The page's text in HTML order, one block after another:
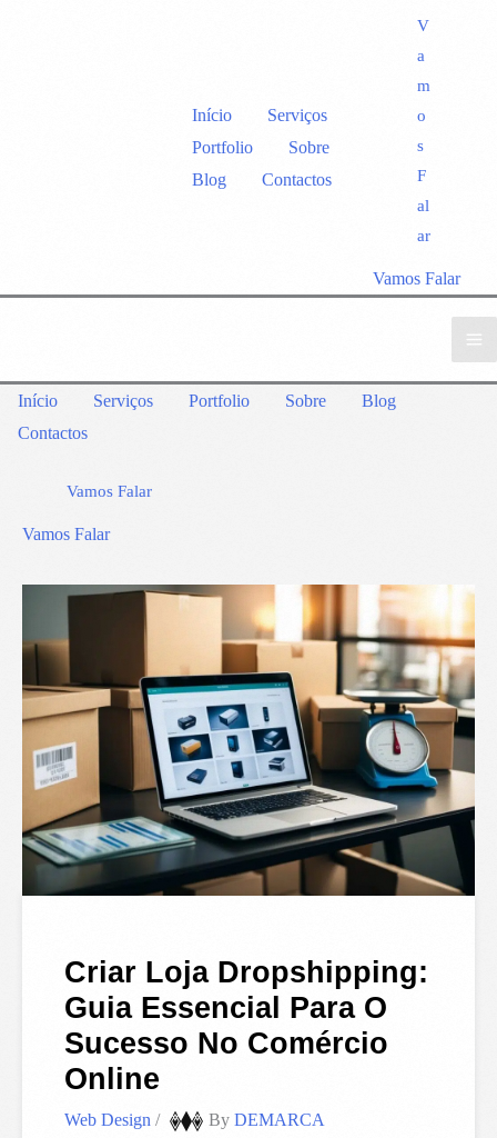
Início
Serviços
Portfolio
Sobre
Blog
Contactos
V
a
m
o
s
F
al
ar
Vamos Falar
Início Serviços Portfolio Sobre
Blog
Contactos
Vamos Falar
Vamos Falar
Criar Loja Dropshipping:
Guia Essencial Para O
Sucesso No Comércio
Online
Web Design / ByDEMARCA